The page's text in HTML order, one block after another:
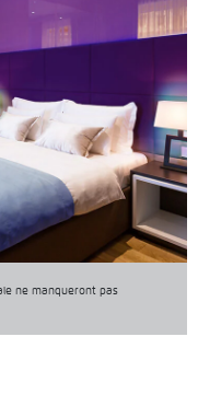
ne manqueront pas